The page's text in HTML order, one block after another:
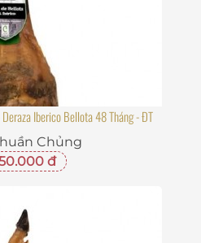
Iberico Bellota 48 Tháng - ĐT
Chủng
đ